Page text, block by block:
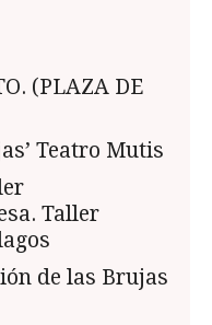
(PLAZA DE
Teatro Mutis
Taller
de las Brujas